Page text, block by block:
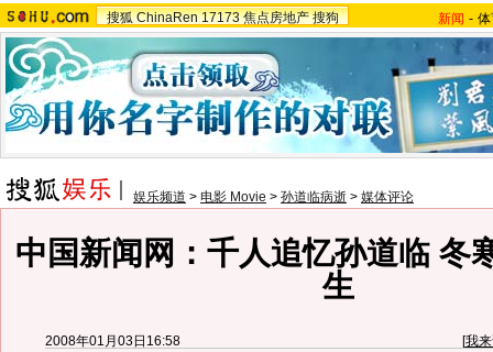
搜狐 ChinaRen 17173 焦点房地产 搜狗 新闻 -
娱乐频道 > 电影 Movie > 孙道临病逝 > 媒体评论
中国新闻网：千人追忆孙道临 冬
生
2008年01月03日16:58 [我